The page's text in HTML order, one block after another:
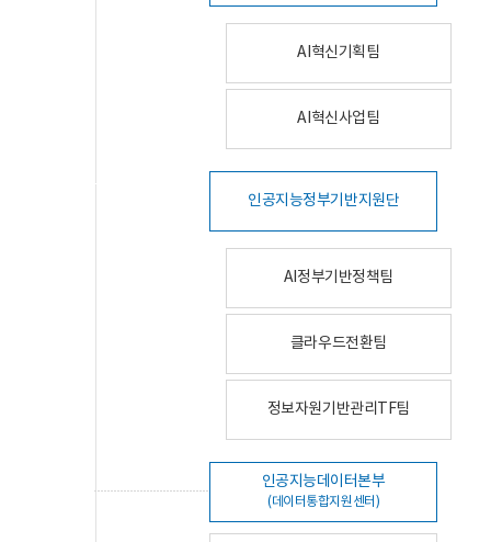
AI혁신기획팀
AI혁신사업팀
인공지능정부기반지원단
AI정부기반정책팀
클라우드전환팀
정보자원기반관리TF팀
인공지능데이터본부
(데이터통합지원센터)